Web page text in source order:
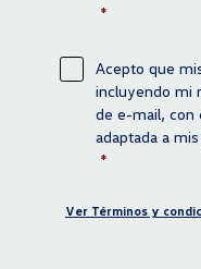
*
Información
Acepto que
incluyendo mi
de e-mail, con
adaptada a
*
Ver Términos y